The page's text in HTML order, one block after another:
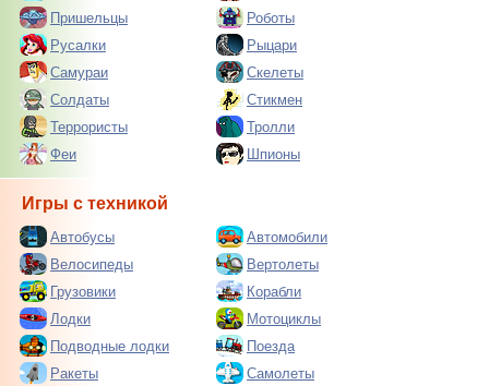
Пришельцы
Роботы
Русалки
Рыцари
Самураи
Скелеты
Солдаты
Стикмен
Террористы
Тролли
Феи
Шпионы
Игры с техникой
Автобусы
Автомобили
Велосипеды
Вертолеты
Грузовики
Корабли
Лодки
Мотоциклы
Подводные лодки
Поезда
Ракеты
Самолеты